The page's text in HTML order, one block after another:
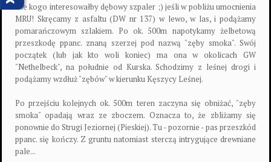
Ale kogo interesowałby dębowy szpaler ;) jeśli w pobliżu umocnienia
MRU! Skręcamy z asfaltu (DW nr 137) w lewo, w las, i podążamy
pomarańczowym szlakiem. Po ok. 500m napotykamy żelbetową
przeszkodę ppanc. znaną szerzej pod nazwą "zęby smoka". Swój
początek (lub jak kto woli koniec) ma ona w okolicach GW
"Nethelbeck", na południe od Kurska. Schodzimy z leśnej drogi i
podążamy wzdłuż "zębów" w kierunku Kęszycy Leśnej.
Po przejściu kolejnych ok. 500m teren zaczyna się obniżać, "zęby
smoka" opadają wraz ze zboczem. Oznacza to, że zbliżamy się
ponownie do Strugi Jeziornej (Pieskiej). Tu - pozornie - pas przeszkód
ppanc. się kończy. Z gruntu natomiast sterczą intrygujące drewniane
pale...